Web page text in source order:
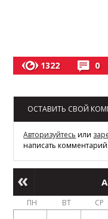
1322 0
ОСТАВИТЬ СВОЙ
Авторизуйтесь или
написать комментарий.
ПН ВТ СР